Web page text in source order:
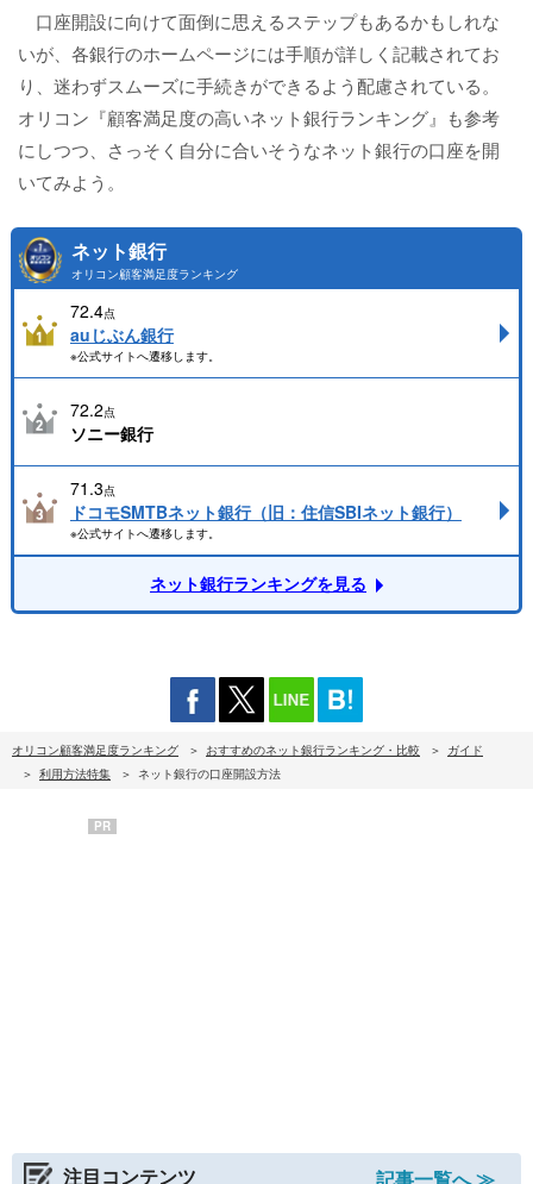
口座開設に向けて面倒に思えるステップもあるかもしれな
いが、各銀行のホームページには手順が詳しく記載されてお
り、迷わずスムーズに手続きができるよう配慮されている。
オリコン『顧客満足度の高いネット銀行ランキング』も参考
にしつつ、さっそく自分に合いそうなネット銀行の口座を開
いてみよう。
ネット銀行
オリコン顧客満足度ランキング
72.4点
auじぶん銀行
※公式サイトへ遷移します。
72.2点
ソニー銀行
71.3点
ドコモSMTBネット銀行（旧：住信SBIネット銀行）
※公式サイトへ遷移します。
ネット銀行ランキングを見る
オリコン顧客満足度ランキング おすすめのネット銀行ランキング・比較
ガイド
利用方法特集
ネット銀行の口座開設方法
PR
注目コンテンツ 記事一覧へ ≫